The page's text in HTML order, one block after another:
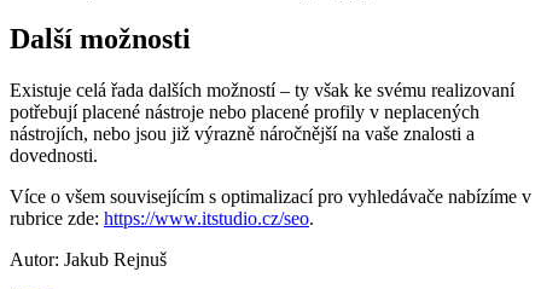
Další možnosti
Existuje celá řada dalších možností – ty však ke svému realizovaní
potřebují placené nástroje nebo placené profily v neplacených
nástrojích, nebo jsou již výrazně náročnější na vaše znalosti a
dovednosti.
Více o všem souvisejícím s optimalizací pro vyhledávače nabízíme v
rubrice zde: https://www.itstudio.cz/seo.
Autor: Jakub Rejnuš